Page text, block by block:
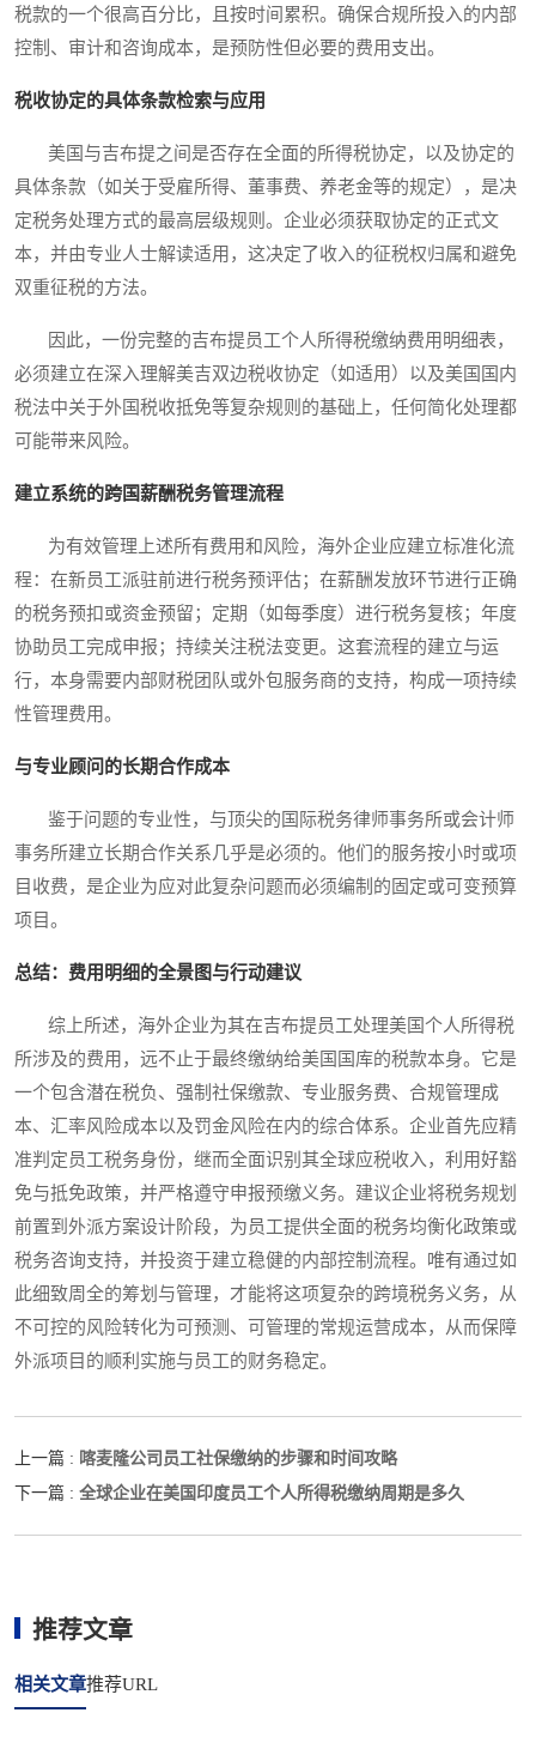
税款的一个很高百分比，且按时间累积。确保合规所投入的内部
控制、审计和咨询成本，是预防性但必要的费用支出。
税收协定的具体条款检索与应用
美国与吉布提之间是否存在全面的所得税协定，以及协定的
具体条款（如关于受雇所得、董事费、养老金等的规定），是决
定税务处理方式的最高层级规则。企业必须获取协定的正式文
本，并由专业人士解读适用，这决定了收入的征税权归属和避免
双重征税的方法。
因此，一份完整的吉布提员工个人所得税缴纳费用明细表，
必须建立在深入理解美吉双边税收协定（如适用）以及美国国内
税法中关于外国税收抵免等复杂规则的基础上，任何简化处理都
可能带来风险。
建立系统的跨国薪酬税务管理流程
为有效管理上述所有费用和风险，海外企业应建立标准化流
程：在新员工派驻前进行税务预评估；在薪酬发放环节进行正确
的税务预扣或资金预留；定期（如每季度）进行税务复核；年度
协助员工完成申报；持续关注税法变更。这套流程的建立与运
行，本身需要内部财税团队或外包服务商的支持，构成一项持续
性管理费用。
与专业顾问的长期合作成本
鉴于问题的专业性，与顶尖的国际税务律师事务所或会计师
事务所建立长期合作关系几乎是必须的。他们的服务按小时或项
目收费，是企业为应对此复杂问题而必须编制的固定或可变预算
项目。
总结：费用明细的全景图与行动建议
综上所述，海外企业为其在吉布提员工处理美国个人所得税
所涉及的费用，远不止于最终缴纳给美国国库的税款本身。它是
一个包含潜在税负、强制社保缴款、专业服务费、合规管理成
本、汇率风险成本以及罚金风险在内的综合体系。企业首先应精
准判定员工税务身份，继而全面识别其全球应税收入，利用好豁
免与抵免政策，并严格遵守申报预缴义务。建议企业将税务规划
前置到外派方案设计阶段，为员工提供全面的税务均衡化政策或
税务咨询支持，并投资于建立稳健的内部控制流程。唯有通过如
此细致周全的筹划与管理，才能将这项复杂的跨境税务义务，从
不可控的风险转化为可预测、可管理的常规运营成本，从而保障
外派项目的顺利实施与员工的财务稳定。
上一篇 : 喀麦隆公司员工社保缴纳的步骤和时间攻略
下一篇 : 全球企业在美国印度员工个人所得税缴纳周期是多久
推荐文章
相关文章推荐URL